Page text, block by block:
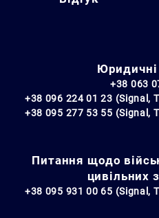
+38 063
+38 096 224 01 23 (Signal,
+38 095 277 53 55 (Signal,
Питання щодо
цивільних
+38 095 931 00 65 (Signal,